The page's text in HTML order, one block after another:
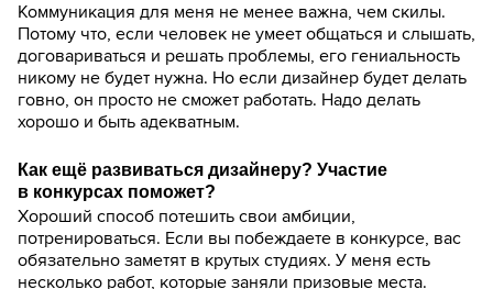
Коммуникация для меня не менее важна, чем скилы.
Потому что, если человек не умеет общаться и слышать,
договариваться и решать проблемы, его гениальность
никому не будет нужна. Но если дизайнер будет делать
говно, он просто не сможет работать. Надо делать
хорошо и быть адекватным.
Как ещё развиваться дизайнеру? Участие
в конкурсах поможет?
Хороший способ потешить свои амбиции,
потренироваться. Если вы побеждаете в конкурсе, вас
обязательно заметят в крутых студиях. У меня есть
несколько работ, которые заняли призовые места.